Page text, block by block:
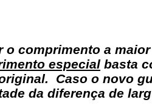
o comprimento a
especial basta
Caso o novo
da diferença de